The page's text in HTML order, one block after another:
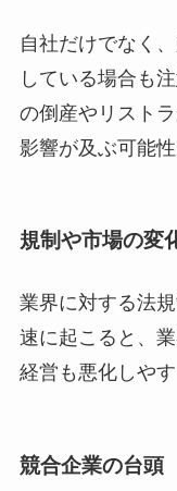
自社だけでなく
している場合も
の倒産やリスト
影響が及ぶ可能性
規制や市場の変
業界に対する法
速に起こると、
経営も悪化しやす
競合企業の台頭